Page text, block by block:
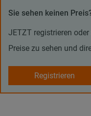
Sie sehen keinen
JETZT registrieren
Preise zu sehen und
Registrieren